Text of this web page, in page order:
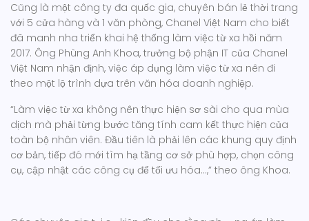
Cũng là một công ty đa quốc gia, chuyên bán lẻ thời trang
với 5 cửa hàng và 1 văn phòng, Chanel Việt Nam cho biết
đã manh nha triển khai hệ thống làm việc từ xa hồi năm
2017. Ông Phùng Anh Khoa, trưởng bộ phận IT của Chanel
Việt Nam nhận định, việc áp dụng làm việc từ xa nên đi
theo một lộ trình dựa trên văn hóa doanh nghiệp.
“Làm việc từ xa không nên thực hiện sơ sài cho qua mùa
dịch mà phải từng bước tăng tính cam kết thực hiện của
toàn bộ nhân viên. Đầu tiên là phải lên các khung quy định
cơ bản, tiếp đó mới tìm hạ tầng cơ sở phù hợp, chọn công
cụ, cập nhật các công cụ để tối ưu hóa…,” theo ông Khoa.